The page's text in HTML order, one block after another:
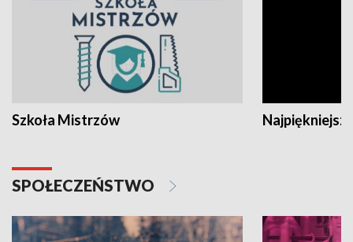
Szkoła Mistrzów
SPOŁECZEŃSTWO